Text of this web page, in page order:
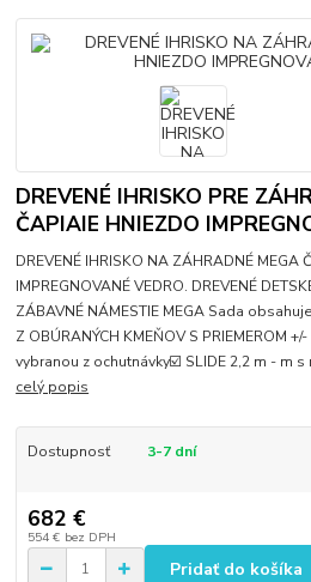
DREVENÉ IHRISKO PRE
ČAPIAIE HNIEZDO
DREVENÉ IHRISKO NA ZÁHRADNÉ MEGA
IMPREGNOVANÉ VEDRO. DREVENÉ
ZÁBAVNÉ NÁMESTIE MEGA Sada
Z OBÚRANÝCH KMEŇOV S PRIEMEROM
vybranou z ochutnávky☑️ SLIDE 2,2 m - m
celý popis
Dostupnosť 3-7 dní
682 €
554 € bez DPH
Pridať do košíka